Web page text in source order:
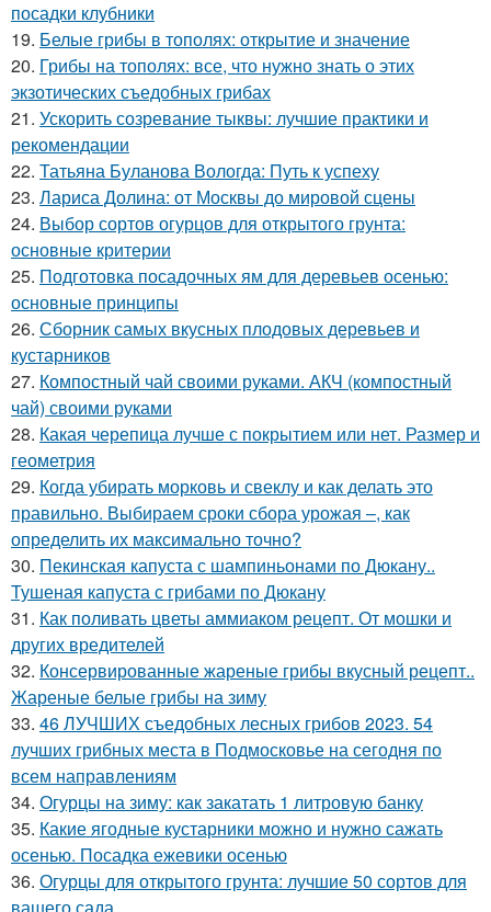
посадки клубники
19. Белые грибы в тополях: открытие и значение
20. Грибы на тополях: все, что нужно знать о этих
экзотических съедобных грибах
21. Ускорить созревание тыквы: лучшие практики и
рекомендации
22. Татьяна Буланова Вологда: Путь к успеху
23. Лариса Долина: от Москвы до мировой сцены
24. Выбор сортов огурцов для открытого грунта:
основные критерии
25. Подготовка посадочных ям для деревьев осенью:
основные принципы
26. Сборник самых вкусных плодовых деревьев и
кустарников
27. Компостный чай своими руками. АКЧ (компостный
чай) своими руками
28. Какая черепица лучше с покрытием или нет. Размер и
геометрия
29. Когда убирать морковь и свеклу и как делать это
правильно. Выбираем сроки сбора урожая –, как
определить их максимально точно?
30. Пекинская капуста с шампиньонами по Дюкану..
Тушеная капуста с грибами по Дюкану
31. Как поливать цветы аммиаком рецепт. От мошки и
других вредителей
32. Консервированные жареные грибы вкусный рецепт..
Жареные белые грибы на зиму
33. 46 ЛУЧШИХ съедобных лесных грибов 2023. 54
лучших грибных места в Подмосковье на сегодня по
всем направлениям
34. Огурцы на зиму: как закатать 1 литровую банку
35. Какие ягодные кустарники можно и нужно сажать
осенью. Посадка ежевики осенью
36. Огурцы для открытого грунта: лучшие 50 сортов для
вашего сада